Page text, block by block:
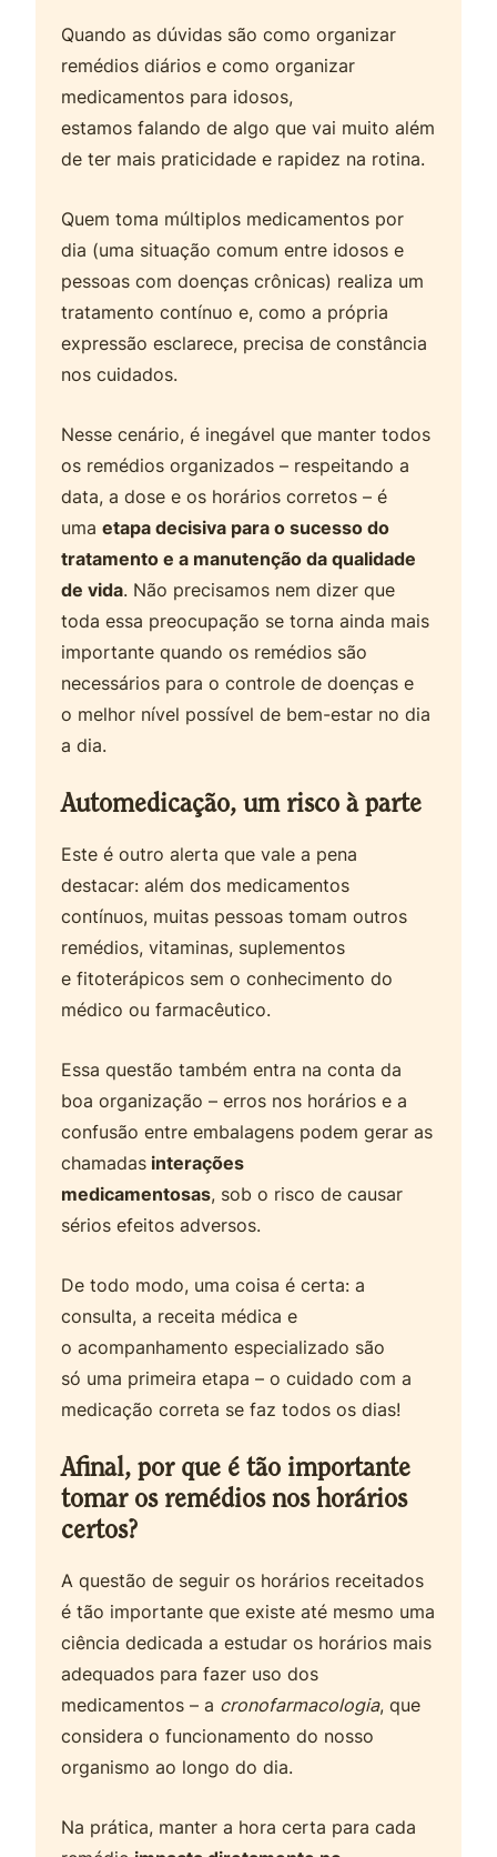
Quando as dúvidas são como organizar
remédios diários e como organizar
medicamentos para idosos,
estamos falando de algo que vai muito além
de ter mais praticidade e rapidez na rotina.
Quem toma múltiplos medicamentos por
dia (uma situação comum entre idosos e
pessoas com doenças crônicas) realiza um
tratamento contínuo e, como a própria
expressão esclarece, precisa de constância
nos cuidados.
Nesse cenário, é inegável que manter todos
os remédios organizados – respeitando a
data, a dose e os horários corretos – é
umaetapa decisiva para o sucesso do
tratamento e a manutenção da qualidade
de vida. Não precisamos nem dizer que
toda essa preocupação se torna ainda mais
importante quando os remédios são
necessários para o controle de doenças e
o melhor nível possível de bem-estar no dia
a dia.
Automedicação, um risco à parte
Este é outro alerta que vale a pena
destacar: além dos medicamentos
contínuos, muitas pessoas tomam outros
remédios, vitaminas, suplementos
e fitoterápicos sem o conhecimento do
médico ou farmacêutico.
Essa questão também entra na conta da
boa organização – erros nos horários e a
confusão entre embalagens podem gerar as
chamadas interações
medicamentosas, sob o risco de causar
sérios efeitos adversos.
De todo modo, uma coisa é certa: a
consulta, a receita médica e
o acompanhamento especializado são
só uma primeira etapa – o cuidado com a
medicação correta se faz todos os dias!
Afinal, por que é tão importante
tomar os remédios nos horários
certos?
A questão de seguir os horários receitados
é tão importante que existe até mesmo uma
ciência dedicada a estudar os horários mais
adequados para fazer uso dos
medicamentos – a cronofarmacologia, que
considera o funcionamento do nosso
organismo ao longo do dia.
Na prática, manter a hora certa para cada